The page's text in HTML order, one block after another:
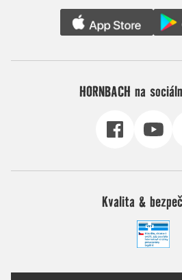
HORNBACH na
Kvalita &